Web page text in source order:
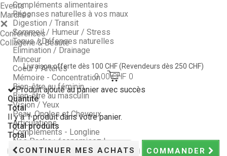
Events
Marchés
Conférences
Collagène & Beauté
Livraison offerte dès 100 CHF(Revendeurs dès 250 CHF)
0.00 CHF 0
Produit ajouté au panier avec succès
Quantité
Total
Il y a 1 produit dans votre panier.
Total produits
Total
CONTINUER MES ACHATS COMMANDER
Compléments alimentaires
Réponses naturelles à vos maux
Digestion / Transit
Sommeil / Humeur / Stress
Tonus / Défenses naturelles
Elimination / Drainage
Minceur
Coeur / Artères
Mémoire - Concentration
Bien-être au féminin
Bien-être au masculin
Vision / Yeux
Peau, Ongles et Cheveux
Articulations
Compléments - Longline
Nos Packs : économisez !
Probiotiques